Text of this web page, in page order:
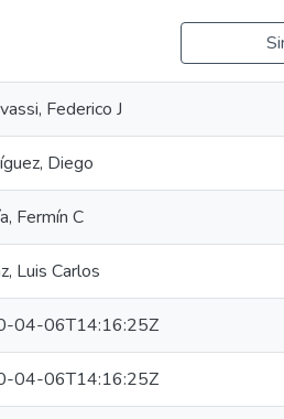
Federico J
Diego
Fermín C
Luis Carlos
04-06T14:16:25Z
04-06T14:16:25Z